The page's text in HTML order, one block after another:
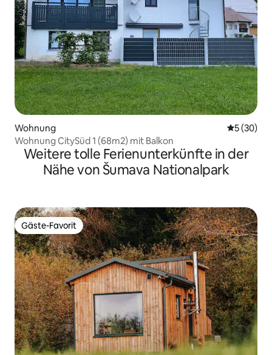
Wohnung
5 (30)
Wohnung CitySüd 1 (68m2) mit Balkon
Weitere tolle Ferienunterkünfte in der
Nähe von Šumava Nationalpark
Gäste-Favorit
Gäste-Favorit